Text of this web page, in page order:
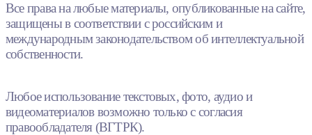
Все права на любые материалы, опубликованные на сайте,
защищены в соответствии с российским и
международным законодательством об интеллектуальной
собственности.
Любое использование текстовых, фото, аудио и
видеоматериалов возможно только с согласия
правообладателя (ВГТРК).